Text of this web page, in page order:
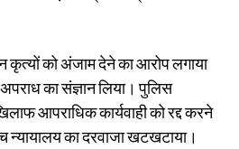
कृत्यों को अंजाम देने का आरोप लगाया
का संज्ञान लिया। पुलिस
आपराधिक कार्यवाही को रद्द करने
न्यायालय का दरवाजा खटखटाया।